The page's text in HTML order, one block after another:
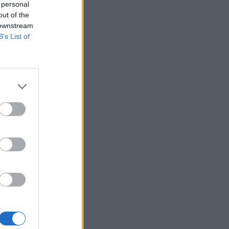
of the
List of
euro